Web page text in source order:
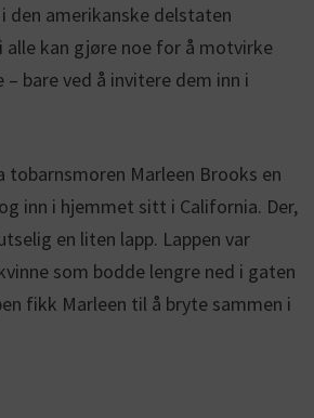
den amerikanske delstaten
alle kan gjøre noe for å motvirke
bare ved å invitere dem inn i
tobarnsmoren Marleen Brooks en
inn i hjemmet sitt i California. Der,
en liten lapp. Lappen var
som bodde lengre ned i gaten
fikk Marleen til å bryte sammen i